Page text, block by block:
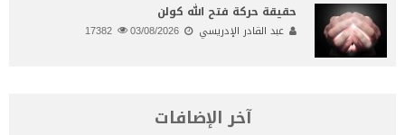
حقيقة حركة فتح الله كولن
عبد القادر الإدريسي 03/08/2026
آخر الإضافات